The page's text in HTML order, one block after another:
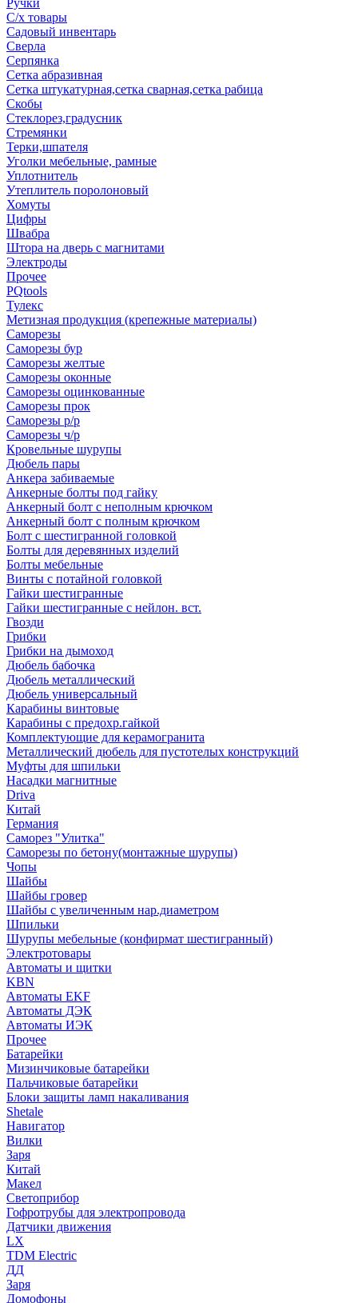
Ручки
С/х товары
Садовый инвентарь
Сверла
Серпянка
Сетка абразивная
Сетка штукатурная,сетка сварная,сетка рабица
Скобы
Стеклорез,градусник
Стремянки
Терки,шпателя
Уголки мебельные, рамные
Уплотнитель
Утеплитель поролоновый
Хомуты
Цифры
Швабра
Штора на дверь с магнитами
Электроды
Прочее
PQtools
Тулекс
Метизная продукция (крепежные материалы)
Саморезы
Саморезы бур
Саморезы желтые
Саморезы оконные
Саморезы оцинкованные
Саморезы прок
Саморезы р/р
Саморезы ч/р
Кровельные шурупы
Дюбель пары
Анкера забиваемые
Анкерные болты под гайку
Анкерный болт с неполным крючком
Анкерный болт с полным крючком
Болт с шестигранной головкой
Болты для деревянных изделий
Болты мебельные
Винты с потайной головкой
Гайки шестигранные
Гайки шестигранные с нейлон. вст.
Гвозди
Грибки
Грибки на дымоход
Дюбель бабочка
Дюбель металлический
Дюбель универсальный
Карабины винтовые
Карабины с предохр.гайкой
Комплектующие для керамогранита
Металлический дюбель для пустотелых конструкций
Муфты для шпильки
Насадки магнитные
Driva
Китай
Германия
Саморез "Улитка"
Саморезы по бетону(монтажные шурупы)
Чопы
Шайбы
Шайбы гровер
Шайбы с увеличенным нар.диаметром
Шпильки
Шурупы мебельные (конфирмат шестигранный)
Электротовары
Автоматы и щитки
KBN
Автоматы EKF
Автоматы ДЭК
Автоматы ИЭК
Прочее
Батарейки
Мизинчиковые батарейки
Пальчиковые батарейки
Блоки защиты ламп накаливания
Shetale
Навигатор
Вилки
Заря
Китай
Макел
Светоприбор
Гофротрубы для электропровода
Датчики движения
LX
TDM Electric
ДД
Заря
Домофоны